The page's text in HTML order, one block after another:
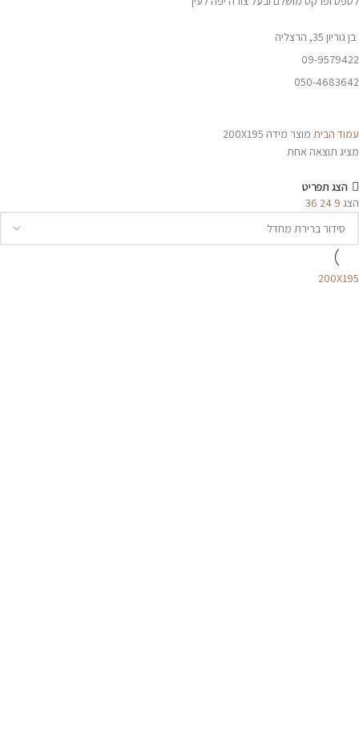
בן גוריון 35, הרצליה
09-9579422
050-4683642
עמוד הבית מוצר מידה 200X195
מציג תוצאה אחת
הצג תפריט
הצג 9
24
36
200X195